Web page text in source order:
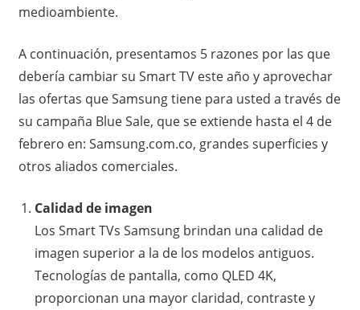
medioambiente.
A continuación, presentamos 5 razones por las que
debería cambiar su Smart TV este año y aprovechar
las ofertas que Samsung tiene para usted a través de
su campaña Blue Sale, que se extiende hasta el 4 de
febrero en: Samsung.com.co, grandes superficies y
otros aliados comerciales.
Calidad de imagen
Los Smart TVs Samsung brindan una calidad de
imagen superior a la de los modelos antiguos.
Tecnologías de pantalla, como QLED 4K,
proporcionan una mayor claridad, contraste y